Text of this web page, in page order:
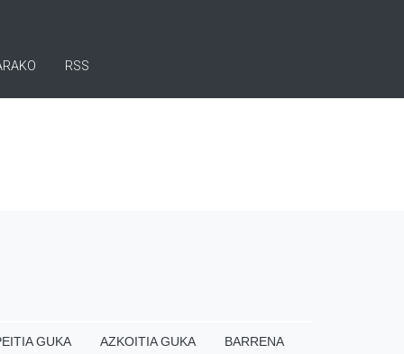
RSS
GUKA AZKOITIA GUKA BARRENA